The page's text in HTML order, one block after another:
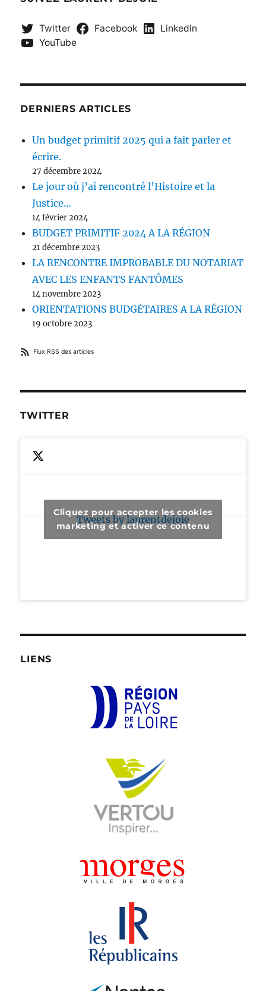
Twitter Facebook
LinkedIn
YouTube
DERNIERS ARTICLES
Un budget primitif 2025 qui a fait parler et
écrire.
27 décembre 2024
Le jour où j’ai rencontré l’Histoire et la
Justice…
14 février 2024
BUDGET PRIMITIF 2024 A LA RÉGION
21 décembre 2023
LA RENCONTRE IMPROBABLE DU NOTARIAT
AVEC LES ENFANTS FANTÔMES
14 novembre 2023
ORIENTATIONS BUDGÉTAIRES A LA RÉGION
19 octobre 2023
Flux RSS des articles
TWITTER
Tweets by laurentdejoie
Cliquez pour accepter les cookies
marketing et activer ce contenu
LIENS